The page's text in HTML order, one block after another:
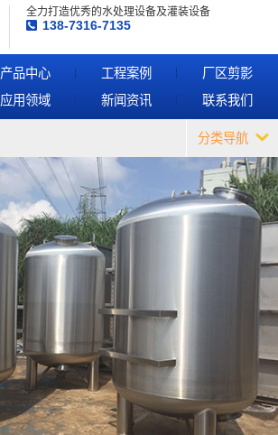
全力打造优秀的水处理设备及灌装设备
138-7316-7135
产品中心 工程案例
厂区剪影
应用领域 新闻资讯 联系我们
分类导航